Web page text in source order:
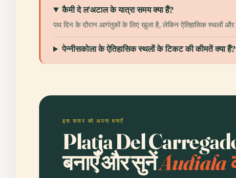
कैमी दे ल'अटाल के यात्रा समय क्या हैं?
पथ दिन के दौरान आगंतुकों के लिए खुला है, लेकिन ऐतिहासिक स्थलों
पेन्नीसकोला के ऐतिहासिक स्थलों के टिकट की कीमतें क्या हैं?
इस सफर को अपना बनाएँ
Platja Del
बनाएँ और सुनेंAudiala